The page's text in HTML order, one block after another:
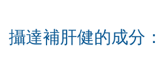
攝達補肝健的成分：